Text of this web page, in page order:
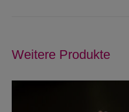
Weitere Produkte